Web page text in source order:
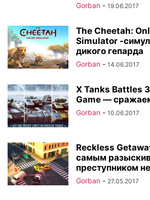
Gorban - 19.06.2017
The Cheetah:
Simulator -
дикого гепарда
Gorban - 14.06.2017
X Tanks Battles
Game —
Gorban - 10.06.2017
Reckless
самым
преступником
Gorban - 27.05.2017